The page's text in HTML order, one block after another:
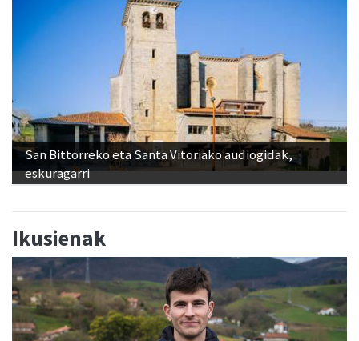
San Bittorreko eta Santa Vitoriako audiogidak,
eskuragarri
Ikusienak